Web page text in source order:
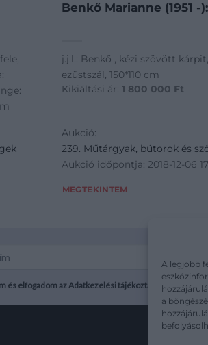
A legjobb
a
Benkő Marianne (1951 -
j.j.l.: Benkő , kézi szövött
ezüstszál, 150*110 cm
Kikiáltási ár: 1 800 000 Ft
Aukció:
239. Műtárgyak, bútorok és
Aukció időpontja: 2018-12-06
MEGTEKINTEM
és elfogadom az Adatkezelési tájékoztatót: